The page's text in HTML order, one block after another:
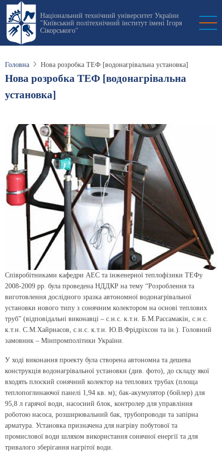
Перейти
основного
вмісту
Національний технічний університет України
"Київський політехнічний інститут імені Ігоря
Сікорського"
Головна Нова розробка ТЕФ [водонагрівальна установка]
Нова розробка ТЕФ [водонагрівальна
установка]
Співробітниками кафедри АЕС та інженерної теплофізики ТЕФу
2008-2009 рр. була проведена НДДКР на тему “Розроблення та
виготовлення дослідного зразка автономної водонагрівальної
установки нового типу з сонячним колектором на основі теплових
труб” (відповідальні виконавці – с.н.с. к.т.н. Б.М.Рассамакін, с.н.с.
к.т.н. С.М.Хайрнасов, с.н.с. к.т.н. Ю.В.Фрідріхсон та ін.). Головний
замовник – Мінпромполітики України.
У ході виконання проекту була створена автономна та дешева
конструкція водонагрівальної установки (див. фото), до складу якої
входять плоский сонячний колектор на теплових трубах (площа
теплопоглинаючої панелі 1,94 кв. м); бак-акумулятор (бойлер) для
95,8 л гарячої води, насосний блок, контролер для управління
роботою насоса, розширювальний бак, трубопроводи та запірна
арматура. Установка призначена для нагріву побутової та
промислової води шляхом використання сонячної енергії та для
тривалого зберігання нагрітої води.